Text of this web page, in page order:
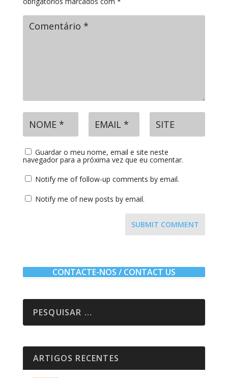
Guardar o meu nome, email e site neste
navegador para a próxima vez que eu comentar.
Notify me of follow-up comments by email.
Notify me of new posts by email.
SUBMIT COMMENT
CONTACTE-NOS / CONTACT US
ARTIGOS RECENTES